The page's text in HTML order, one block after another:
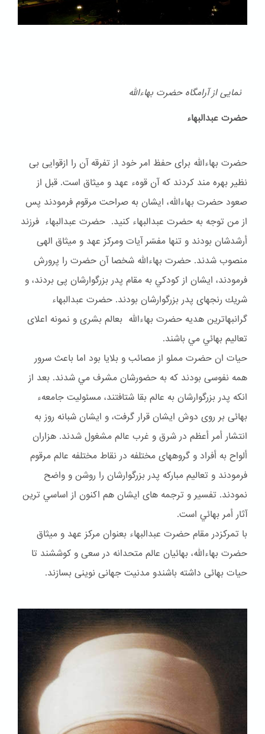
نمایی از آرامگاه حضرت بهاءالله
حضرت عبدالبهاء
حضرت بهاءالله برای حفظ امر خود از تفرقه آن را ازقوایی بی
نظیر بهره مند کردند که آن قوهء عهد و ميثاق است. قبل از
صعود حضرت بهاءالله، ایشان به صراحت مرقوم فرمودند پس
از من توجه به حضرت عبدالبهاء كنيد. حضرت عبدالبهاء فرزند
أرشدشان بودند و تنها مفسّر آيات ومركز عهد و ميثاق الهى
منصوب شدند. حضرت بهاءالله شخصا آن حضرت را پرورش
فرمودند، ايشان از كودكي به مقام پدر بزرگوارشان پى بردند، و
شريك رنجهاى پدر بزرگوارشان بودند. حضرت عبدالبهاء
گرانبهاترين هديه حضرت بهاءالله بعالم بشرى و نمونه اعلاى
تعاليم بهائي مي باشند.
حيات ان حضرت مملو از مصائب و بلايا بود اما باعث سرور
همه نفوسى بودند كه به حضورشان مشرف مي شدند. بعد از
انكه پدر بزرگوارشان به عالم بقا شتافتند، مسئوليت جامعهء
بهائى بر روى دوش ايشان قرار گرفت، و ايشان شبانه روز به
انتشار أمر أعظم در شرق و غرب عالم مشغول شدند. هزاران
ألواح به أفراد و گروههاى مختلفه در نقاط مختلفه عالم مرقوم
فرمودند و تعاليم مباركه پدر بزرگوارشان را روشن و واضح
نمودند. تفسير و ترجمه هاى ايشان هم اكنون از اساسي ترين
آثار أمر بهائي است.
با تمرکزدر مقام حضرت عبدالبهاء بعنوان مركز عهد و ميثاق
حضرت بهاءالله، بهائيان عالم متحدانه در سعى و كوششند تا
حيات بهائى داشته باشندو مدنيت جهانى نوينى بسازند.